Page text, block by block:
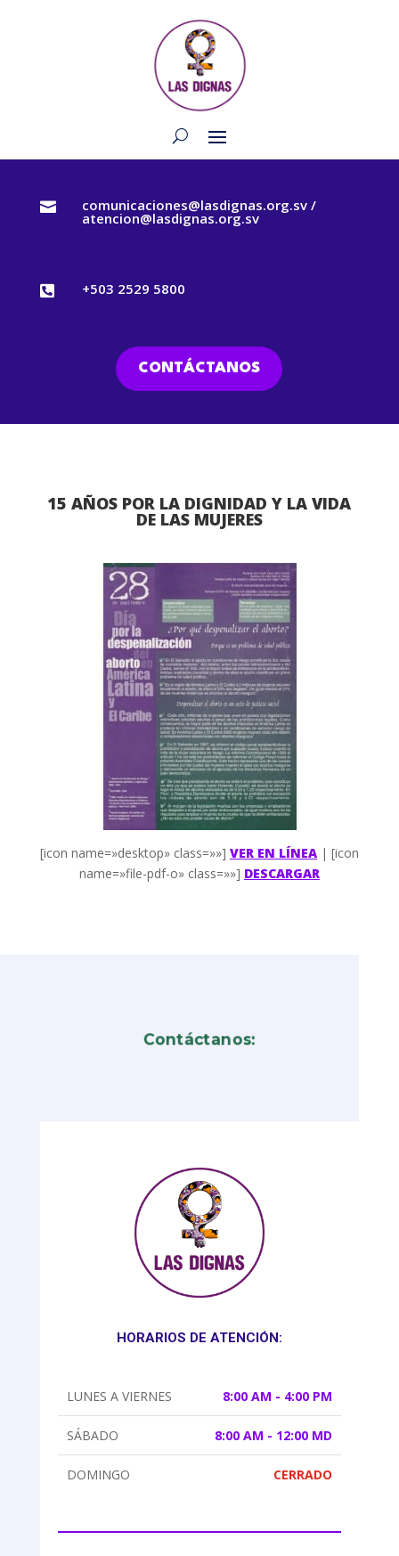
 comunicaciones@lasdignas.org.sv /
atencion@lasdignas.org.sv
 +503 2529 5800
CONTÁCTANOS
15 AÑOS POR LA DIGNIDAD Y LA VIDA
DE LAS MUJERES
[icon name=»desktop» class=»»] VER EN LÍNEA | [icon
name=»file-pdf-o» class=»»] DESCARGAR
Contáctanos:
HORARIOS DE ATENCIÓN:
LUNES A VIERNES 8:00 AM - 4:00 PM
SÁBADO 8:00 AM - 12:00 MD
DOMINGO CERRADO